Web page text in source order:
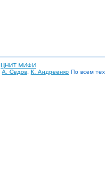
ЦНИТ МИФИ
А. Седов К. Андреенко По всем